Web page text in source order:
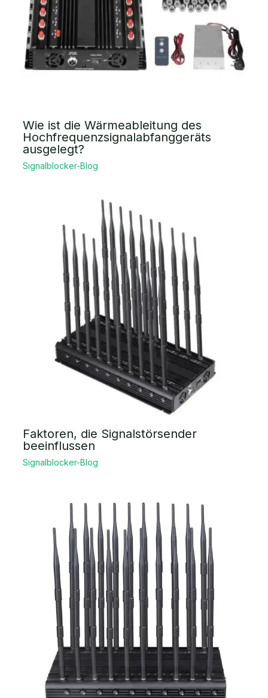
Wie ist die Wärmeableitung des
Hochfrequenzsignalabfanggeräts
ausgelegt?
Signalblocker-Blog
Faktoren, die Signalstörsender
beeinflussen
Signalblocker-Blog